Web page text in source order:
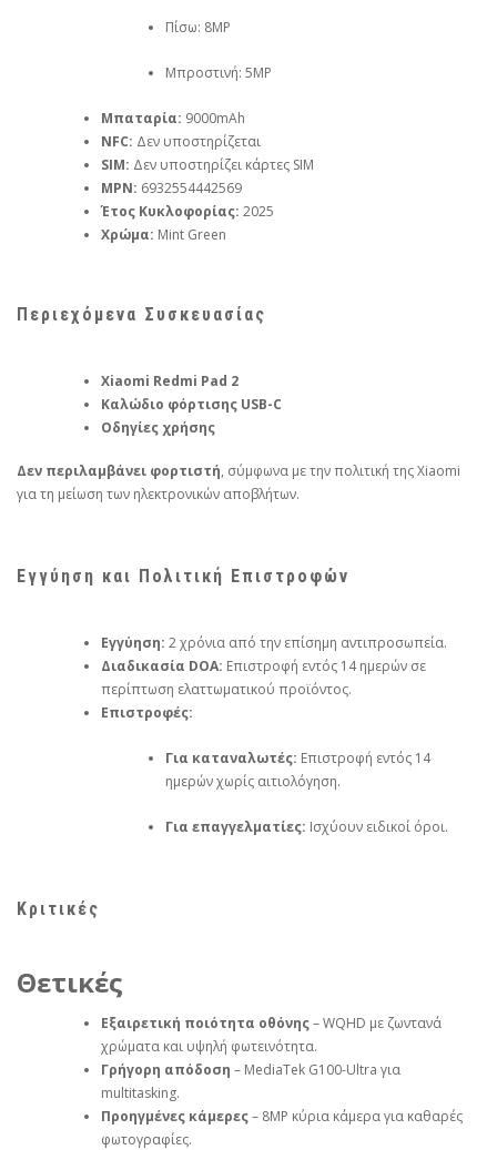
Πίσω: 8MP
Μπροστινή: 5MP
Μπαταρία: 9000mAh
NFC: Δεν υποστηρίζεται
SIM: Δεν υποστηρίζει κάρτες SIM
MPN: 6932554442569
Έτος Κυκλοφορίας: 2025
Χρώμα: Mint Green
Περιεχόμενα Συσκευασίας
Xiaomi Redmi Pad 2
Καλώδιο φόρτισης USB-C
Οδηγίες χρήσης
Δεν περιλαμβάνει φορτιστή, σύμφωνα με την πολιτική της Xiaomi
για τη μείωση των ηλεκτρονικών αποβλήτων.
Εγγύηση και Πολιτική Επιστροφών
Εγγύηση: 2 χρόνια από την επίσημη αντιπροσωπεία.
Διαδικασία DOA: Επιστροφή εντός 14 ημερών σε
περίπτωση ελαττωματικού προϊόντος.
Επιστροφές:
Για καταναλωτές: Επιστροφή εντός 14
ημερών χωρίς αιτιολόγηση.
Για επαγγελματίες: Ισχύουν ειδικοί όροι.
Κριτικές
Θετικές
Εξαιρετική ποιότητα οθόνης– WQHD με ζωντανά
χρώματα και υψηλή φωτεινότητα.
Γρήγορη απόδοση – MediaTek G100-Ultra για
multitasking.
Προηγμένες κάμερες– 8MP κύρια κάμερα για καθαρές
φωτογραφίες.